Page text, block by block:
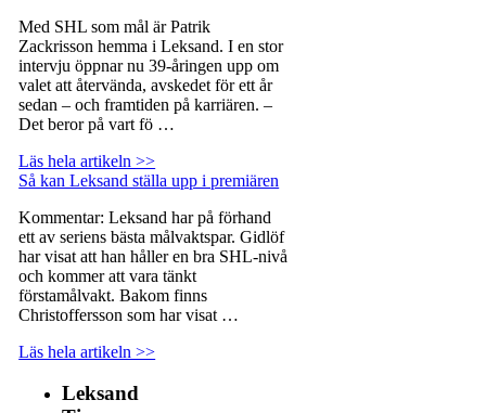
Med SHL som mål är Patrik
Zackrisson hemma i Leksand. I en stor
intervju öppnar nu 39-åringen upp om
valet att återvända, avskedet för ett år
sedan – och framtiden på karriären. –
Det beror på vart fö …
Läs hela artikeln >>
Så kan Leksand ställa upp i premiären
Kommentar: Leksand har på förhand
ett av seriens bästa målvaktspar. Gidlöf
har visat att han håller en bra SHL-nivå
och kommer att vara tänkt
förstamålvakt. Bakom finns
Christoffersson som har visat …
Läs hela artikeln >>
Leksand